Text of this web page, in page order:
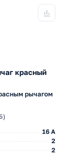
красный
рычагом
16 A
2
2